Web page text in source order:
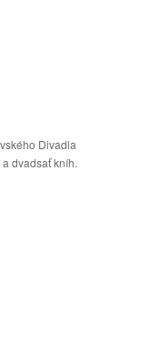
Divadla
dvadsať kníh.